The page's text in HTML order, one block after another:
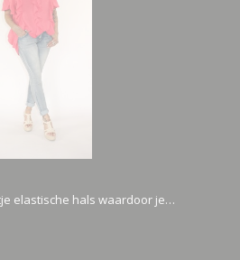
elastische hals waardoor je…